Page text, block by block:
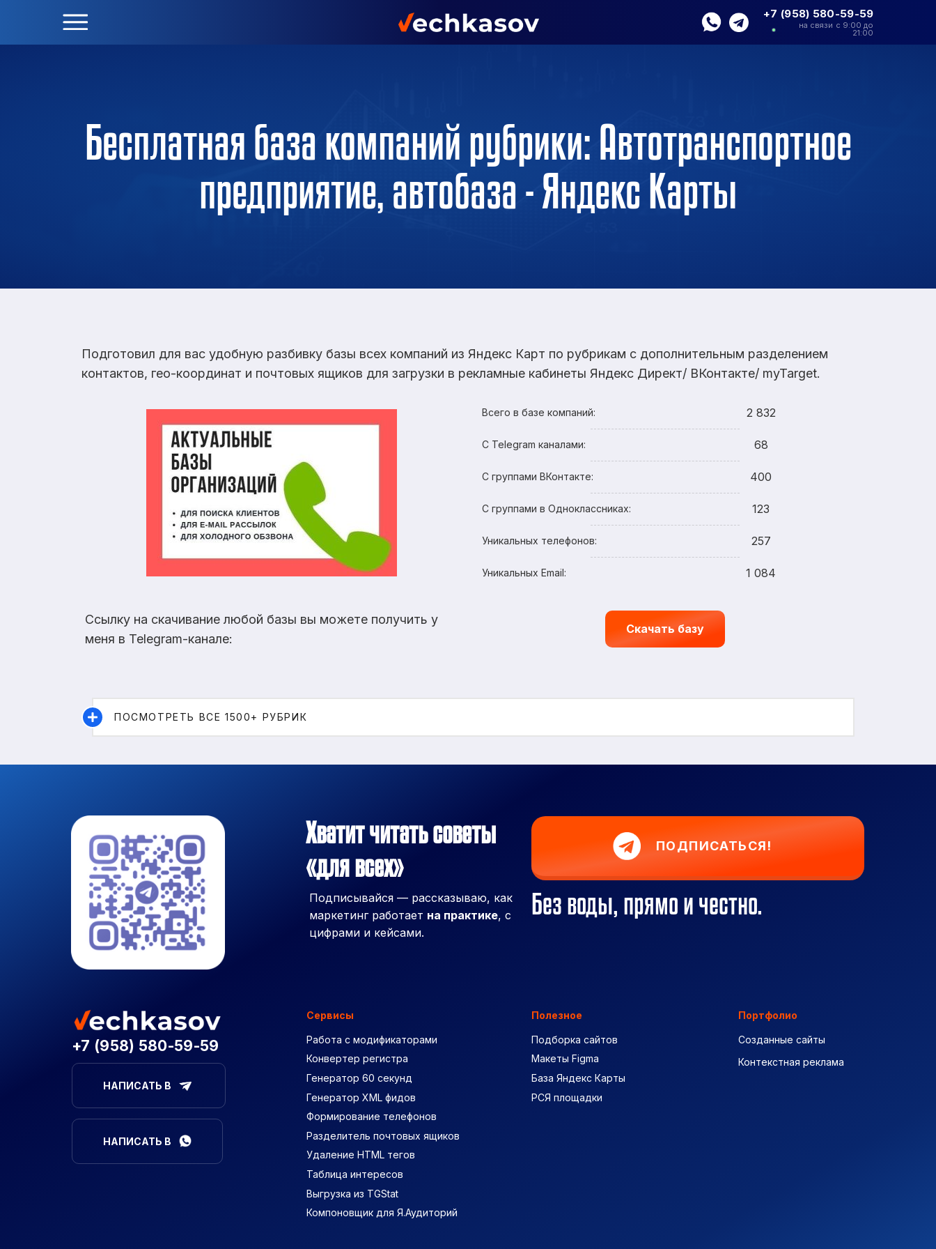
+7 (958) 580-59-59
на связи с 9:00 до
21:00
Бесплатная база компаний рубрики: Автотранспортное
предприятие, автобаза - Яндекс Карты
Подготовил для вас удобную разбивку базы всех компаний из Яндекс Карт по рубрикам с дополнительным разделением
контактов, гео-координат и почтовых ящиков для загрузки в рекламные кабинеты Яндекс Директ/ ВКонтакте/ myTarget.
Всего в базе компаний: 2 832
С Telegram каналами: 68
С группами ВКонтакте: 400
С группами в Одноклассниках: 123
Уникальных телефонов: 257
Уникальных Email: 1 084
Ссылку на скачивание любой базы вы можете получить у
меня в Telegram-канале:
Скачать базу
ПОСМОТРЕТЬ ВСЕ 1500+ РУБРИК
Хватит читать советы
«для всех»
Подписывайся — рассказываю, как
маркетинг работает на практике, с
цифрами и кейсами.
ПОДПИСАТЬСЯ!
Без воды, прямо и честно.
+7 (958) 580-59-59
НАПИСАТЬ В
НАПИСАТЬ В
Сервисы
Работа с модификаторами
Конвертер регистра
Генератор 60 секунд
Генератор XML фидов
Формирование телефонов
Разделитель почтовых ящиков
Удаление HTML тегов
Таблица интересов
Выгрузка из TGStat
Компоновщик для Я.Аудиторий
Полезное
Подборка сайтов
Макеты Figma
База Яндекс Карты
РСЯ площадки
Портфолио
Созданные сайты
Контекстная реклама